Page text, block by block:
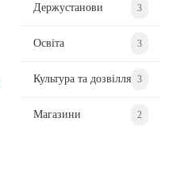
Держустанови 3
Освіта 3
Культура та дозвілля 3
Магазини 2